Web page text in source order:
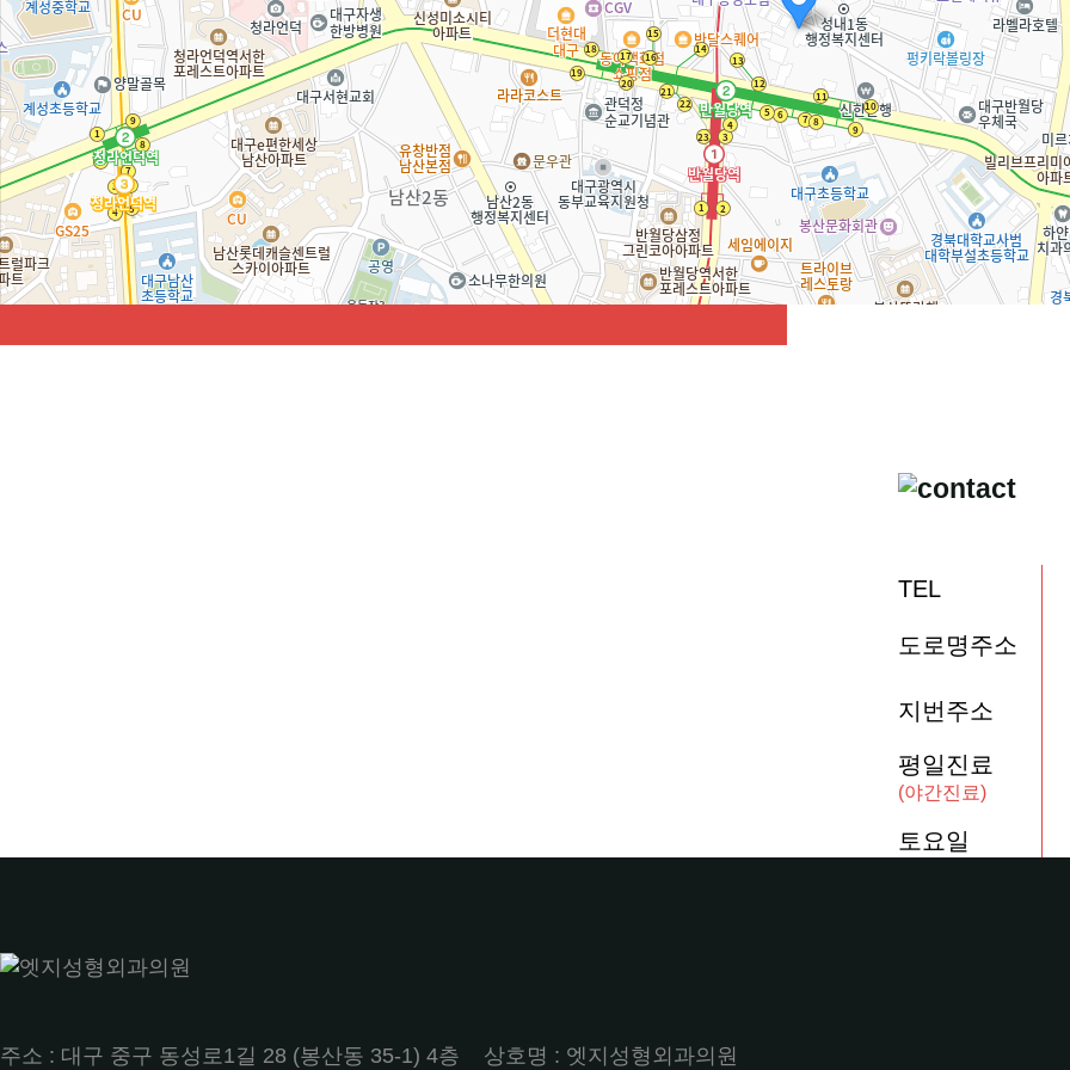
TEL
도로명주소
지번주소
평일진료
(야간진료)
토요일
주소 : 대구 중구 동성로1길 28 (봉산동 35-1) 4층 상호명 : 엣지성형외과의원